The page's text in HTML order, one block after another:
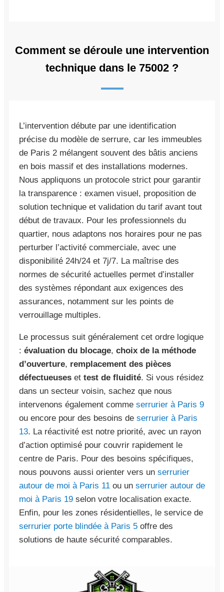
Comment se déroule une intervention
technique dans le 75002 ?
L’intervention débute par une identification
précise du modèle de serrure, car les immeubles
de Paris 2 mélangent souvent des bâtis anciens
en bois massif et des installations modernes.
Nous appliquons un protocole strict pour garantir
la transparence : examen visuel, proposition de
solution technique et validation du tarif avant tout
début de travaux. Pour les professionnels du
quartier, nous adaptons nos horaires pour ne pas
perturber l’activité commerciale, avec une
disponibilité 24h/24 et 7j/7. La maîtrise des
normes de sécurité actuelles permet d’installer
des systèmes répondant aux exigences des
assurances, notamment sur les points de
verrouillage multiples.
Le processus suit généralement cet ordre logique
: évaluation du blocage, choix de la méthode
d’ouverture, remplacement des pièces
défectueuses et test de fluidité. Si vous résidez
dans un secteur voisin, sachez que nous
intervenons également comme serrurier à Paris 9
ou encore pour des besoins de serrurier à Paris
13. La réactivité est notre priorité, avec un rayon
d’action optimisé pour couvrir rapidement le
centre de Paris. Pour des besoins spécifiques,
nous pouvons aussi orienter vers un serrurier
autour de moi à Paris 11 ou un serrurier autour de
moi à Paris 19 selon votre localisation exacte.
Enfin, pour les zones résidentielles, le service de
serrurier porte blindée à Paris 5 offre des
solutions de haute sécurité comparables.